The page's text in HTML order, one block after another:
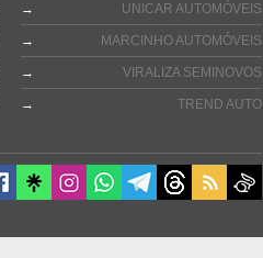
→ UNICAR AUTOMÓVEIS
→ MARCINHO AUTOMÓVEIS
→ VIRALIZA SEMINOVOS
→ TREND AUTO